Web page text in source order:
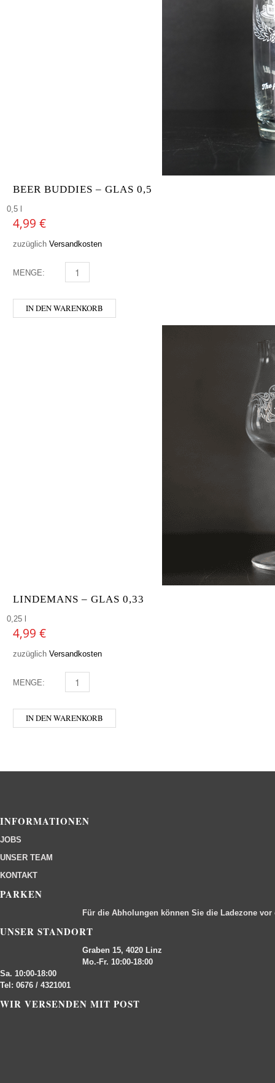
BEER BUDDIES – GLAS 0,5
0,5 l
4,99 €
zuzüglich Versandkosten
MENGE: BEER BUDDIES - GLAS 0,5 MENGE
IN DEN WARENKORB
LINDEMANS – GLAS 0,33
0,25 l
4,99 €
zuzüglich Versandkosten
MENGE: LINDEMANS - GLAS 0,33 MENGE
IN DEN WARENKORB
INFORMATIONEN
JOBS
UNSER TEAM
KONTAKT
PARKEN
Für die Abholungen können Sie die Ladezone
UNSER STANDORT
Graben 15, 4020 Linz
Mo.-Fr. 10:00-18:00
Sa. 10:00-18:00
Tel: 0676 / 4321001
WIR VERSENDEN MIT POST